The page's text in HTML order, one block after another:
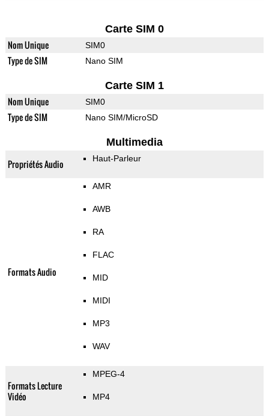
Carte SIM 0
Nom Unique SIM0
Type de SIM Nano SIM
Carte SIM 1
Nom Unique SIM0
Type de SIM Nano SIM/MicroSD
Multimedia
Propriétés Audio Haut-Parleur
Formats Audio
AMR
AWB
RA
FLAC
MID
MIDI
MP3
WAV
Formats Lecture
Vidéo
MPEG-4
MP4